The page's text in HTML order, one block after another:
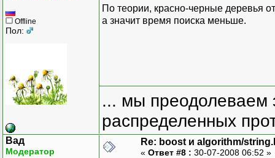
Offline
Пол:
По теории, красно-черные деревья
а значит время поиска меньше.
... мы преодолеваем
распределенных
Вад
Модератор
Re: boost и algorithm/
« Ответ #8 : 30-07-2008 06:52 »